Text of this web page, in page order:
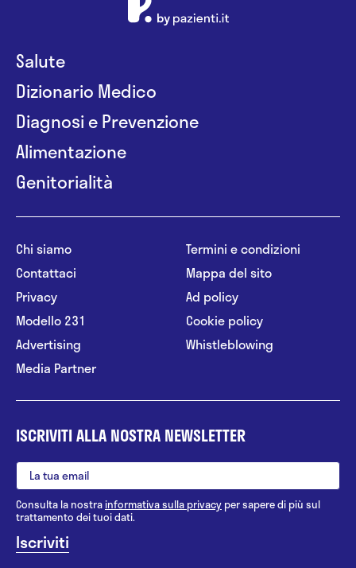
Salute
Dizionario Medico
Diagnosi e Prevenzione
Alimentazione
Genitorialità
Chi siamo
Contattaci
Privacy
Modello 231
Advertising
Media Partner
Termini e condizioni
Mappa del sito
Ad policy
Cookie policy
Whistleblowing
ISCRIVITI ALLA NOSTRA NEWSLETTER
Consulta la nostrainformativa sulla privacy per sapere di più sul
trattamento dei tuoi dati.